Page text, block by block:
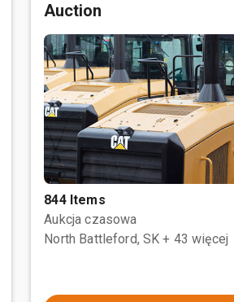
Auction
844 Items
Aukcja czasowa
North Battleford, SK + 43 więcej